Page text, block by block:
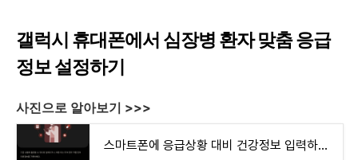
갤럭시 휴대폰에서 심장병 환자 맞춤 응급
정보 설정하기
사진으로 알아보기 >>>
스마트폰에 응급상황 대비 건강정보 입력하는 방법